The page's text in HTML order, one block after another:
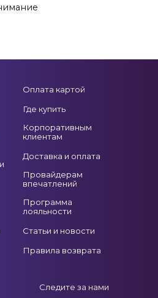
Оплата картой
Где купить
Корпоративным
клиентам
Доставка и оплата
Провайдерам
впечатлений
Программа
лояльности
Статьи и новости
Правила возврата
Следите за нами